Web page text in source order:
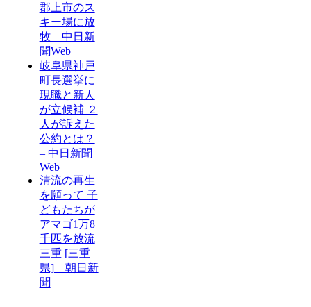
郡上市のス
キー場に放
牧 – 中日新
聞Web
岐阜県神戸
町長選挙に
現職と新人
が立候補 ２
人が訴えた
公約とは？
– 中日新聞
Web
清流の再生
を願って 子
どもたちが
アマゴ1万8
千匹を放流
三重 [三重
県] – 朝日新
聞